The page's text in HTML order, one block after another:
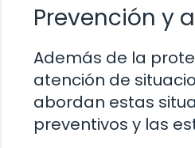
Prevención y
Además de la
atención de
abordan estas
preventivos y las